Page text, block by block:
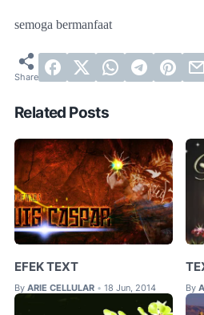
semoga bermanfaat
Related Posts
EFEK TEXT
By ARIE CELLULAR • 18 Jun, 2014 By